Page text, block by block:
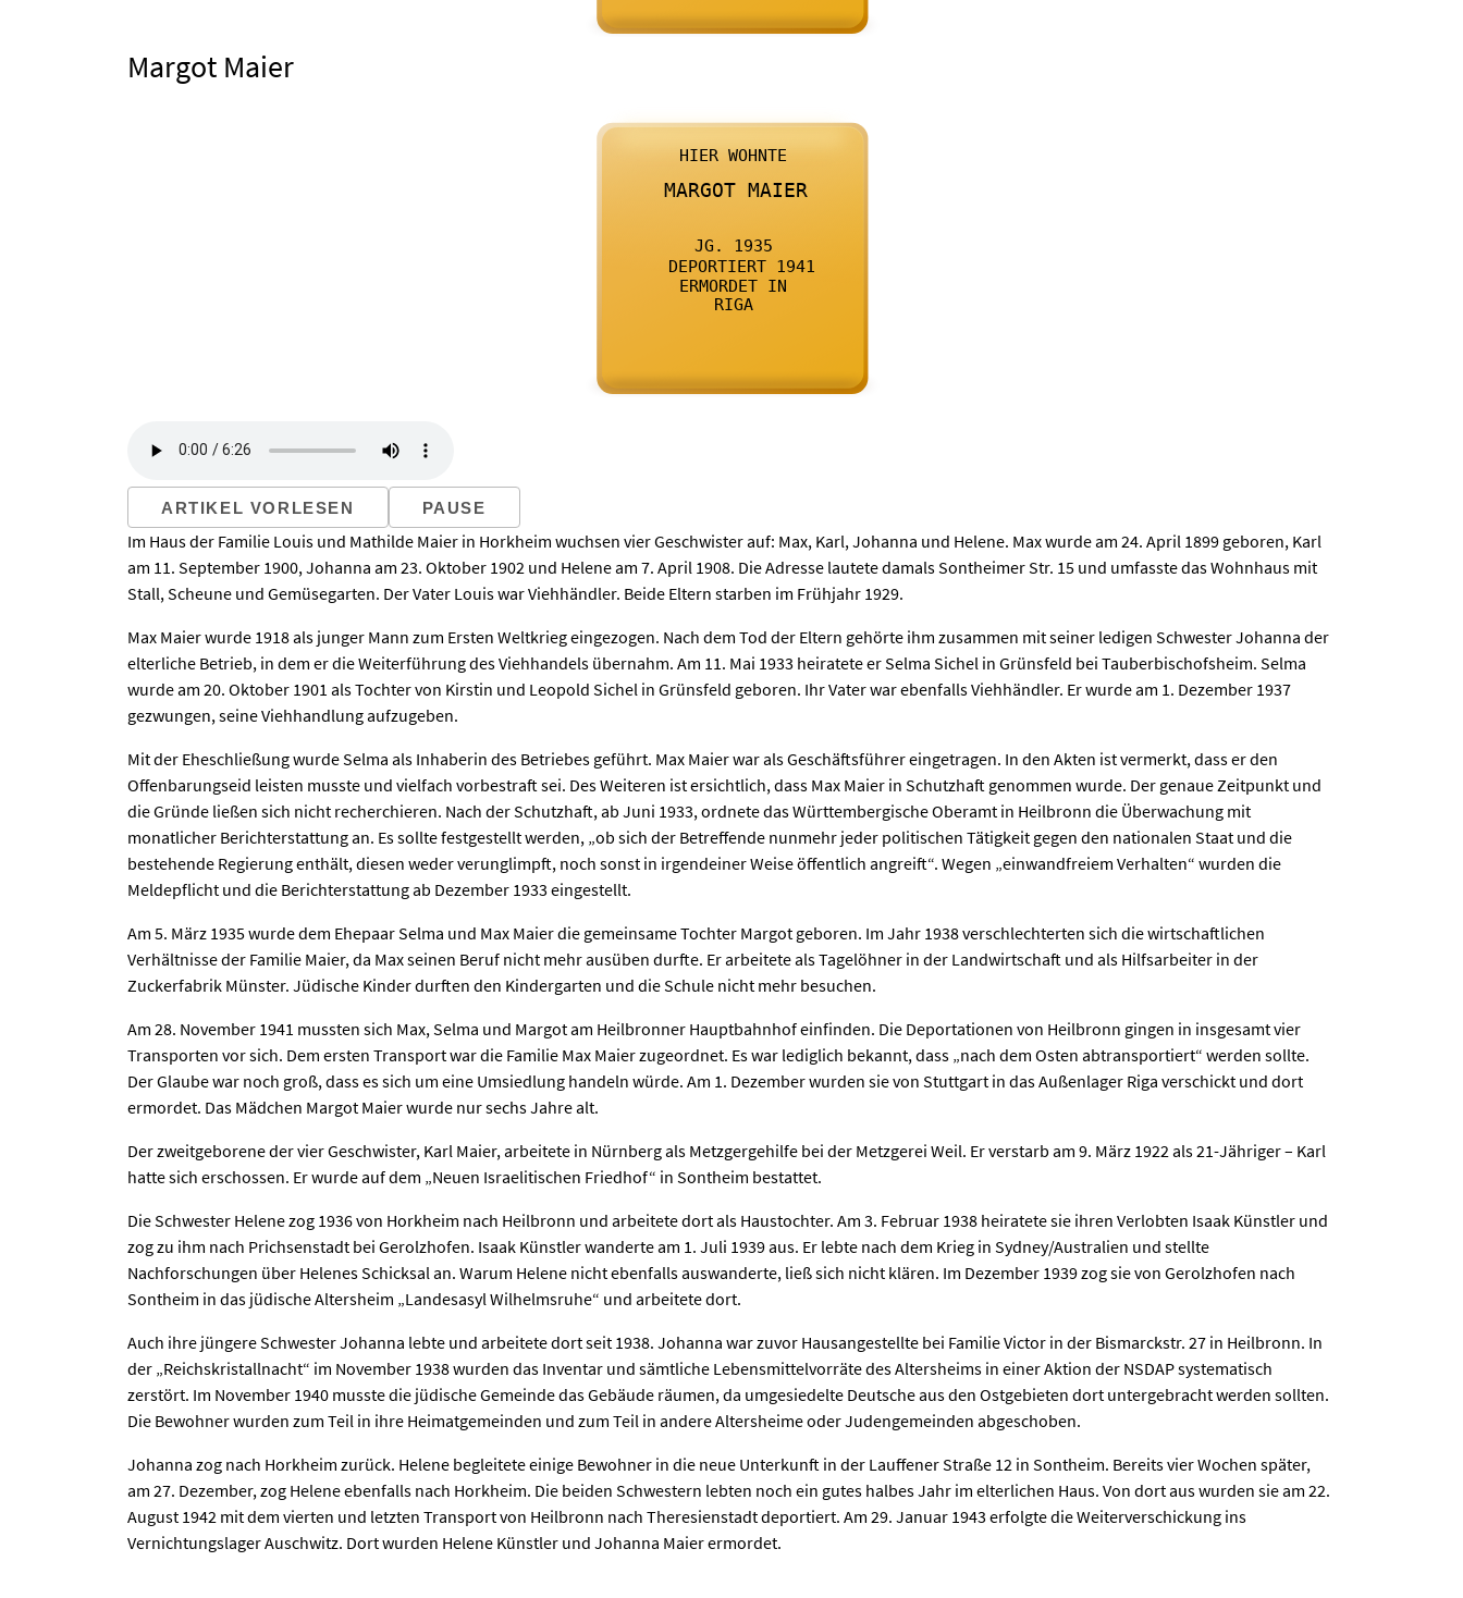
Margot Maier
HIER WOHNTE
MARGOT MAIER
JG. 1935
DEPORTIERT 1941
ERMORDET IN
RIGA
ARTIKEL VORLESEN PAUSE
Im Haus der Familie Louis und Mathilde Maier in Horkheim wuchsen vier Geschwister auf: Max, Karl, Johanna und Helene. Max wurde am 24. April 1899 geboren, Karl
am 11. September 1900, Johanna am 23. Oktober 1902 und Helene am 7. April 1908. Die Adresse lautete damals Sontheimer Str. 15 und umfasste das Wohnhaus mit
Stall, Scheune und Gemüsegarten. Der Vater Louis war Viehhändler. Beide Eltern starben im Frühjahr 1929.
Max Maier wurde 1918 als junger Mann zum Ersten Weltkrieg eingezogen. Nach dem Tod der Eltern gehörte ihm zusammen mit seiner ledigen Schwester Johanna der
elterliche Betrieb, in dem er die Weiterführung des Viehhandels übernahm. Am 11. Mai 1933 heiratete er Selma Sichel in Grünsfeld bei Tauberbischofsheim. Selma
wurde am 20. Oktober 1901 als Tochter von Kirstin und Leopold Sichel in Grünsfeld geboren. Ihr Vater war ebenfalls Viehhändler. Er wurde am 1. Dezember 1937
gezwungen, seine Viehhandlung aufzugeben.
Mit der Eheschließung wurde Selma als Inhaberin des Betriebes geführt. Max Maier war als Geschäftsführer eingetragen. In den Akten ist vermerkt, dass er den
Offenbarungseid leisten musste und vielfach vorbestraft sei. Des Weiteren ist ersichtlich, dass Max Maier in Schutzhaft genommen wurde. Der genaue Zeitpunkt und
die Gründe ließen sich nicht recherchieren. Nach der Schutzhaft, ab Juni 1933, ordnete das Württembergische Oberamt in Heilbronn die Überwachung mit
monatlicher Berichterstattung an. Es sollte festgestellt werden, „ob sich der Betreffende nunmehr jeder politischen Tätigkeit gegen den nationalen Staat und die
bestehende Regierung enthält, diesen weder verunglimpft, noch sonst in irgendeiner Weise öffentlich angreift“. Wegen „einwandfreiem Verhalten“ wurden die
Meldepflicht und die Berichterstattung ab Dezember 1933 eingestellt.
Am 5. März 1935 wurde dem Ehepaar Selma und Max Maier die gemeinsame Tochter Margot geboren. Im Jahr 1938 verschlechterten sich die wirtschaftlichen
Verhältnisse der Familie Maier, da Max seinen Beruf nicht mehr ausüben durfte. Er arbeitete als Tagelöhner in der Landwirtschaft und als Hilfsarbeiter in der
Zuckerfabrik Münster. Jüdische Kinder durften den Kindergarten und die Schule nicht mehr besuchen.
Am 28. November 1941 mussten sich Max, Selma und Margot am Heilbronner Hauptbahnhof einfinden. Die Deportationen von Heilbronn gingen in insgesamt vier
Transporten vor sich. Dem ersten Transport war die Familie Max Maier zugeordnet. Es war lediglich bekannt, dass „nach dem Osten abtransportiert“ werden sollte.
Der Glaube war noch groß, dass es sich um eine Umsiedlung handeln würde. Am 1. Dezember wurden sie von Stuttgart in das Außenlager Riga verschickt und dort
ermordet. Das Mädchen Margot Maier wurde nur sechs Jahre alt.
Der zweitgeborene der vier Geschwister, Karl Maier, arbeitete in Nürnberg als Metzgergehilfe bei der Metzgerei Weil. Er verstarb am 9. März 1922 als 21-Jähriger – Karl
hatte sich erschossen. Er wurde auf dem „Neuen Israelitischen Friedhof“ in Sontheim bestattet.
Die Schwester Helene zog 1936 von Horkheim nach Heilbronn und arbeitete dort als Haustochter. Am 3. Februar 1938 heiratete sie ihren Verlobten Isaak Künstler und
zog zu ihm nach Prichsenstadt bei Gerolzhofen. Isaak Künstler wanderte am 1. Juli 1939 aus. Er lebte nach dem Krieg in Sydney/Australien und stellte
Nachforschungen über Helenes Schicksal an. Warum Helene nicht ebenfalls auswanderte, ließ sich nicht klären. Im Dezember 1939 zog sie von Gerolzhofen nach
Sontheim in das jüdische Altersheim „Landesasyl Wilhelmsruhe“ und arbeitete dort.
Auch ihre jüngere Schwester Johanna lebte und arbeitete dort seit 1938. Johanna war zuvor Hausangestellte bei Familie Victor in der Bismarckstr. 27 in Heilbronn. In
der „Reichskristallnacht“ im November 1938 wurden das Inventar und sämtliche Lebensmittelvorräte des Altersheims in einer Aktion der NSDAP systematisch
zerstört. Im November 1940 musste die jüdische Gemeinde das Gebäude räumen, da umgesiedelte Deutsche aus den Ostgebieten dort untergebracht werden sollten.
Die Bewohner wurden zum Teil in ihre Heimatgemeinden und zum Teil in andere Altersheime oder Judengemeinden abgeschoben.
Johanna zog nach Horkheim zurück. Helene begleitete einige Bewohner in die neue Unterkunft in der Lauffener Straße 12 in Sontheim. Bereits vier Wochen später,
am 27. Dezember, zog Helene ebenfalls nach Horkheim. Die beiden Schwestern lebten noch ein gutes halbes Jahr im elterlichen Haus. Von dort aus wurden sie am 22.
August 1942 mit dem vierten und letzten Transport von Heilbronn nach Theresienstadt deportiert. Am 29. Januar 1943 erfolgte die Weiterverschickung ins
Vernichtungslager Auschwitz. Dort wurden Helene Künstler und Johanna Maier ermordet.